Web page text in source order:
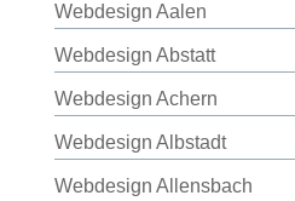
Webdesign Aalen
Webdesign Abstatt
Webdesign Achern
Webdesign Albstadt
Webdesign Allensbach